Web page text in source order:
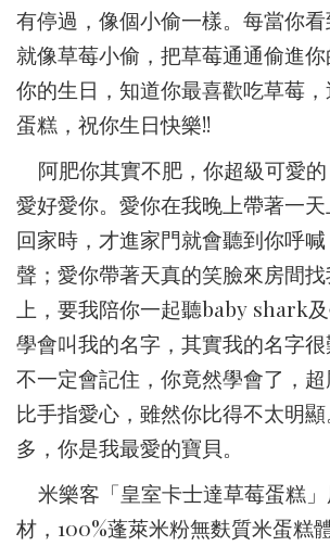
有停過，像個小偷一樣。每當你
就像草莓小偷，把草莓通通偷進
你的生日，知道你最喜歡吃草莓
蛋糕，祝你生日快樂!!
阿肥你其實不肥，你超級可愛
愛好愛你。愛你在我晚上帶著一
回家時，才進家門就會聽到你呼
聲；愛你帶著天真的笑臉來房間
上，要我陪你一起聽baby shark
學會叫我的名字，其實我的名字
不一定會記住，你竟然學會了，
比手指愛心，雖然你比得不太明
多，你是我最愛的寶貝。
米樂客「皇室卡士達草莓蛋糕
材，100%蓬萊米粉無麩質米蛋糕